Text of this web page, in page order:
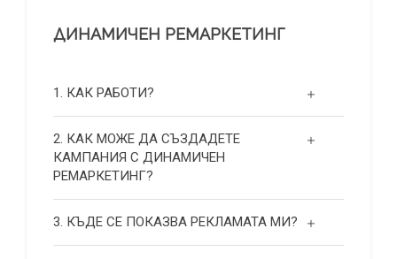
ДИНАМИЧЕН РЕМАРКЕТИНГ
1. КАК РАБОТИ?
2. КАК МОЖЕ ДА СЪЗДАДЕТЕ
КАМПАНИЯ С ДИНАМИЧЕН
РЕМАРКЕТИНГ?
3. КЪДЕ СЕ ПОКАЗВА РЕКЛАМАТА МИ?